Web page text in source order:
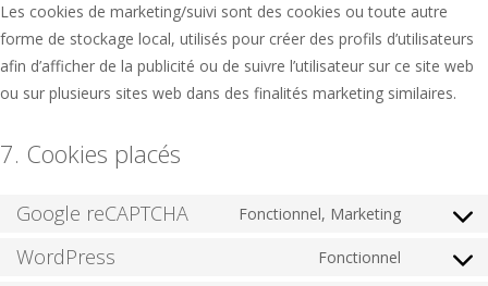
Les cookies de marketing/suivi sont des cookies ou toute autre
forme de stockage local, utilisés pour créer des profils d’utilisateurs
afin d’afficher de la publicité ou de suivre l’utilisateur sur ce site web
ou sur plusieurs sites web dans des finalités marketing similaires.
7. Cookies placés
Google reCAPTCHA Fonctionnel, Marketing
Consent
WordPress Fonctionnel
Consent